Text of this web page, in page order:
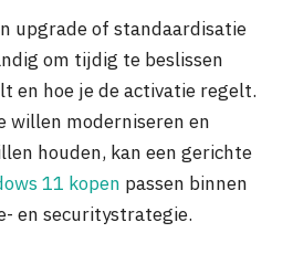
upgrade of standaardisatie
om tijdig te beslissen
en hoe je de activatie regelt.
willen moderniseren en
houden, kan een gerichte
11 kopen passen binnen
en securitystrategie.